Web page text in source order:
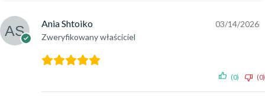
Ania Shtoiko
Zweryfikowany właściciel
03/14/2026
(0) (0)